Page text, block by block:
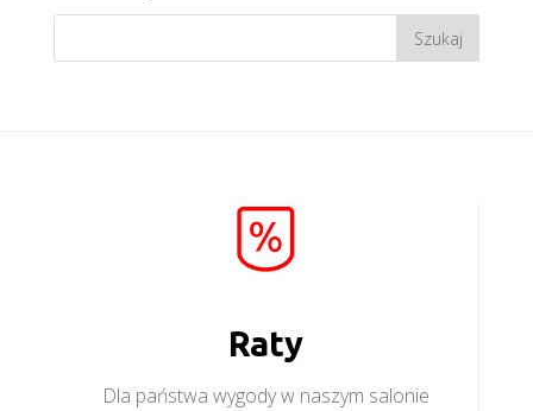
Raty
Dla państwa wygody w naszym salonie